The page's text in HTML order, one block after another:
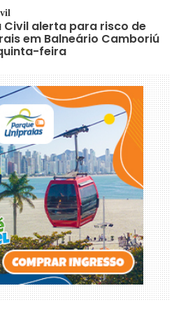
Civil alerta para risco de
em Balneário Camboriú
feira